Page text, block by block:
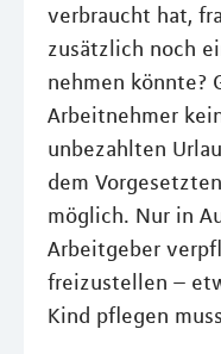
verbraucht hat,
zusätzlich noch
nehmen könnte?
Arbeitnehmer
unbezahlten
dem
möglich. Nur in
Arbeitgeber
freizustellen –
Kind pflegen